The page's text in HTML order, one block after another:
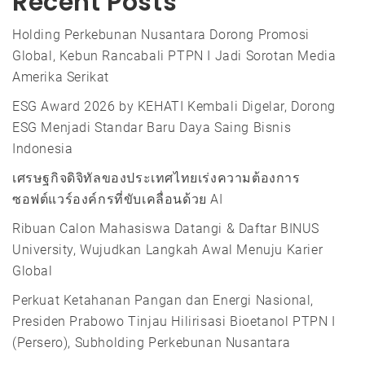
Holding Perkebunan Nusantara Dorong Promosi
Global, Kebun Rancabali PTPN I Jadi Sorotan Media
Amerika Serikat
ESG Award 2026 by KEHATI Kembali Digelar, Dorong
ESG Menjadi Standar Baru Daya Saing Bisnis
Indonesia
เศรษฐกิจดิจิทัลของประเทศไทยเร่งความต้องการ
ซอฟต์แวร์องค์กรที่ขับเคลื่อนด้วย AI
Ribuan Calon Mahasiswa Datangi & Daftar BINUS
University, Wujudkan Langkah Awal Menuju Karier
Global
Perkuat Ketahanan Pangan dan Energi Nasional,
Presiden Prabowo Tinjau Hilirisasi Bioetanol PTPN I
(Persero), Subholding Perkebunan Nusantara